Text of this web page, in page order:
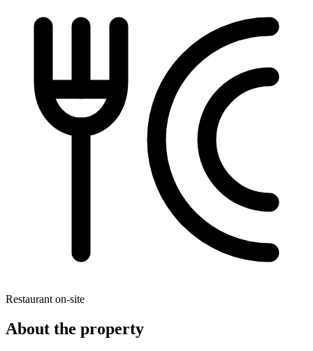
Restaurant on-site
About the property